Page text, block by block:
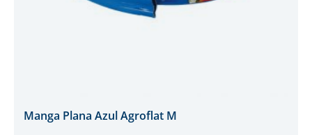
Manga Plana Azul Agroflat M